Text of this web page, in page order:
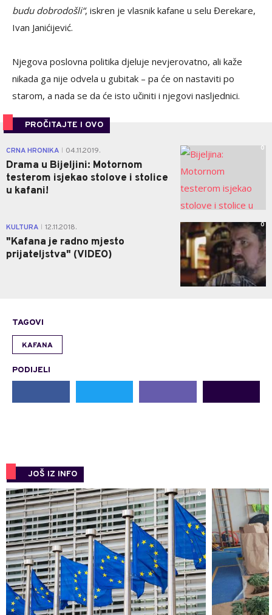
budu dobrodošli“, iskren je vlasnik kafane u selu Đerekare,
Ivan Janićijević.
Njegova poslovna politika djeluje nevjerovatno, ali kaže
nikada ga nije odvela u gubitak – pa će on nastaviti po
starom, a nada se da će isto učiniti i njegovi nasljednici.
PROČITAJTE I OVO
CRNA HRONIKA 04.11.2019.
Drama u Bijeljini: Motornom
testerom isjekao stolove i stolice
u kafani!
0
KULTURA 12.11.2018.
"Kafana je radno mjesto
prijateljstva" (VIDEO)
0
TAGOVI
KAFANA
PODIJELI
JOŠ IZ INFO
0